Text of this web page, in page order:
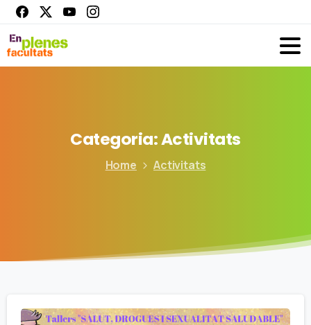
Categoria:Activitats
Home Activitats